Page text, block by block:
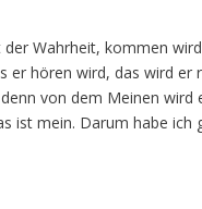
Wahrheit, kommen
er hören wird, das wird
von dem Meinen wird
ist mein. Darum habe